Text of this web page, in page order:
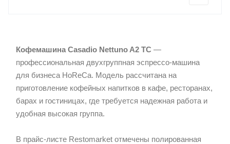
Кофемашина Casadio Nettuno A2 TC —
профессиональная двухгруппная эспрессо-машина
для бизнеса HoReCa. Модель рассчитана на
приготовление кофейных напитков в кафе, ресторанах,
барах и гостиницах, где требуется надежная работа и
удобная высокая группа.
В прайс-листе Restomarket отмечены полированная